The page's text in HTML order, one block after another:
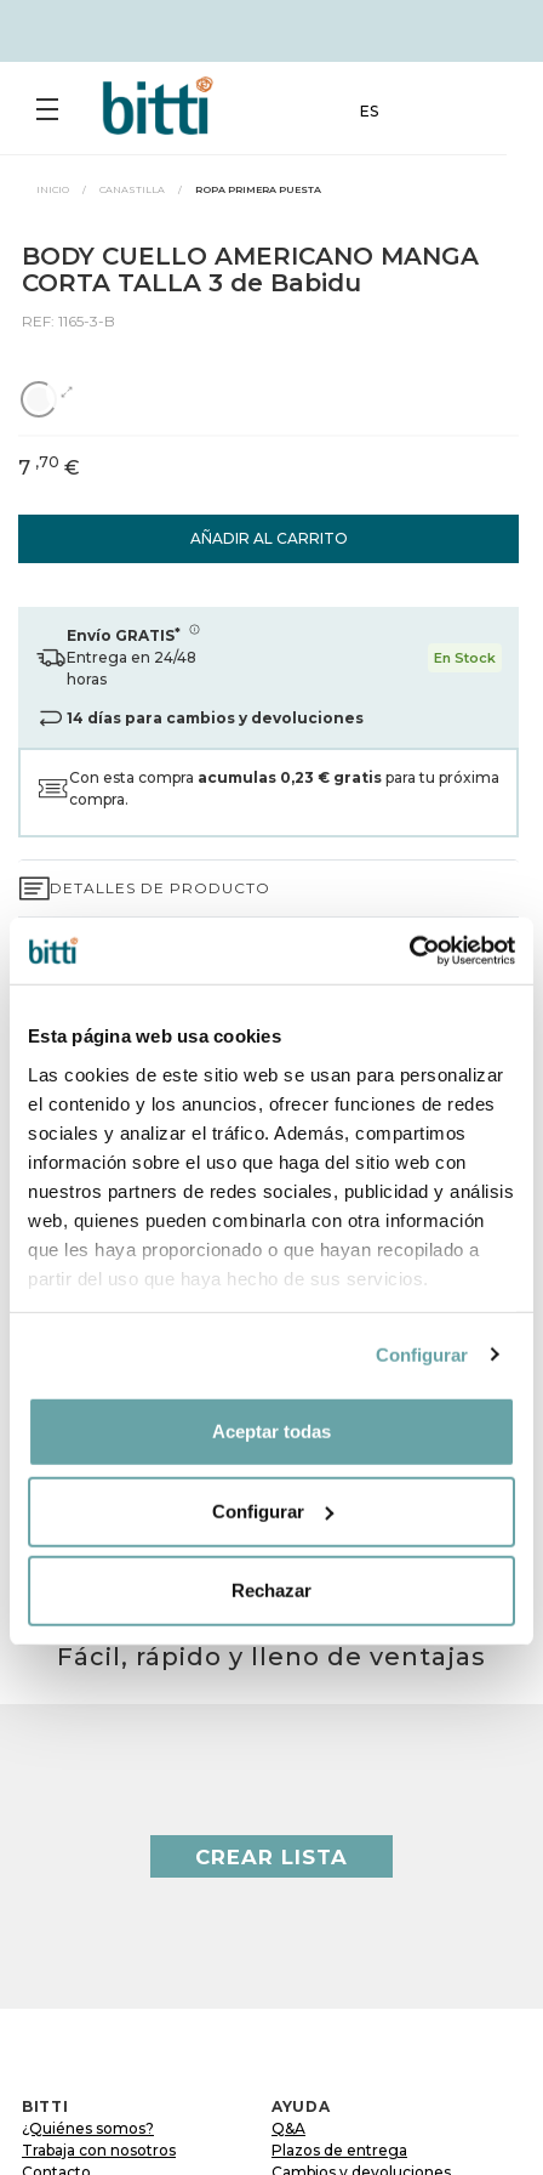
Esta página web usa cookies
Las cookies de este sitio web se usan para personalizar
el contenido y los anuncios, ofrecer funciones de redes
sociales y analizar el tráfico. Además, compartimos
información sobre el uso que haga del sitio web con
nuestros partners de redes sociales, publicidad y análisis
web, quienes pueden combinarla con otra información
que les haya proporcionado o que hayan recopilado a
partir del uso que haya hecho de sus servicios.
Configurar
Aceptar todas
Configurar
Rechazar
ES
INICIO / CANASTILLA / ROPA PRIMERA PUESTA
BODY CUELLO AMERICANO MANGA
CORTA TALLA 3 de Babidu
REF: 1165-3-B
AÑADIR AL CARRITO
7 ,70 €
Envío GRATIS*
Entrega en 24/48
horas
En Stock
14 días para cambios y devoluciones
Con esta compra acumulas 0,23 € gratis para tu próxima
compra.
DETALLES DE PRODUCTO
GARANTÍA DE 3 AÑOS*
INFORMACIÓN DE LA MARCA
COMPARTIR
CREA TU LISTA BEBÉ
Fácil, rápido y lleno de ventajas
CREAR LISTA
BITTI
¿Quiénes somos?
Trabaja con nosotros
AYUDA
Q&A
Plazos de entrega